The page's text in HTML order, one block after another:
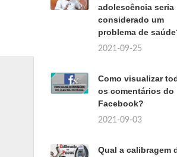
adolescência seria
considerado um
problema de
2021-09-25
Como visualizar
os comentários do
Facebook?
2021-09-03
Qual a calibragem